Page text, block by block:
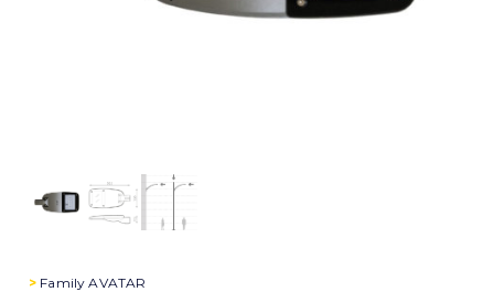
> FamilyAVATAR